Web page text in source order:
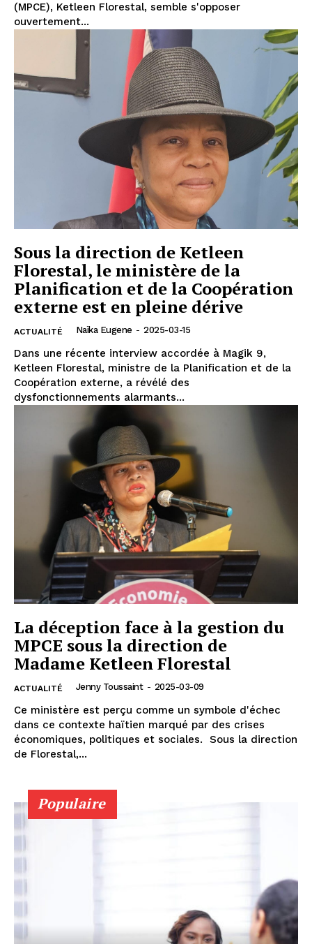
(MPCE), Ketleen Florestal, semble s'opposer
ouvertement...
Sous la direction de Ketleen
Florestal, le ministère de la
Planification et de la Coopération
externe est en pleine dérive
ACTUALITÉ Naïka Eugene - 2025-03-15
Dans une récente interview accordée à Magik 9,
Ketleen Florestal, ministre de la Planification et de la
Coopération externe, a révélé des
dysfonctionnements alarmants...
La déception face à la gestion du
MPCE sous la direction de
Madame Ketleen Florestal
ACTUALITÉ Jenny Toussaint - 2025-03-09
Ce ministère est perçu comme un symbole d'échec
dans ce contexte haïtien marqué par des crises
économiques, politiques et sociales. Sous la direction
de Florestal,...
Populaire